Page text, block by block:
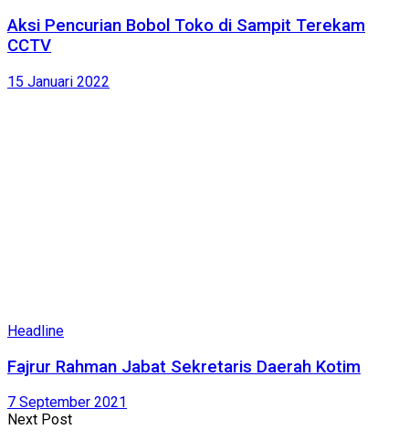
Aksi Pencurian Bobol Toko di Sampit Terekam
CCTV
15 Januari 2022
Headline
Fajrur Rahman Jabat Sekretaris Daerah Kotim
7 September 2021
Next Post